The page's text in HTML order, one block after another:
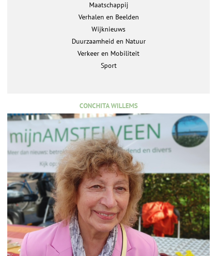
Maatschappij
Verhalen en Beelden
Wijknieuws
Duurzaamheid en Natuur
Verkeer en Mobiliteit
Sport
CONCHITA WILLEMS